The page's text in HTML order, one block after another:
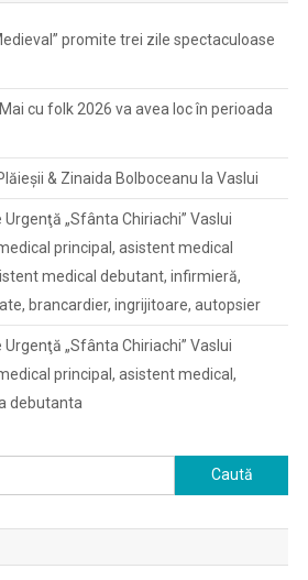
promite trei zile spectaculoase
cu folk 2026 va avea loc în perioada
& Zinaida Bolboceanu la Vaslui
„Sfânta Chiriachi” Vaslui
principal, asistent medical
medical debutant, infirmieră,
brancardier, ingrijitoare, autopsier
„Sfânta Chiriachi” Vaslui
principal, asistent medical,
debutanta
Caută
după: